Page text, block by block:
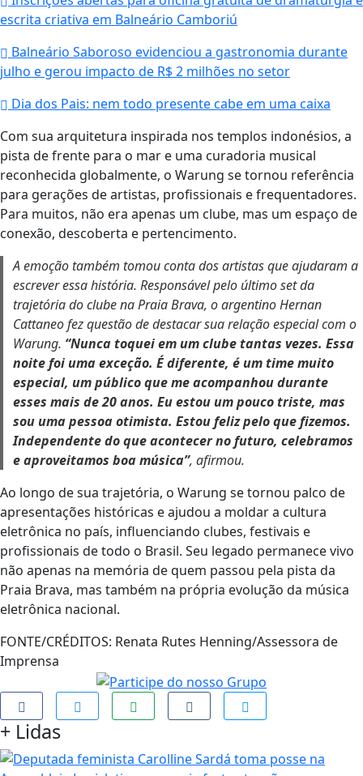
escrita criativa em Balneário Camboriú
Balneário Saboroso evidenciou a gastronomia durante
julho e gerou impacto de R$ 2 milhões no setor
Dia dos Pais: nem todo presente cabe em uma caixa
Com sua arquitetura inspirada nos templos indonésios, a
pista de frente para o mar e uma curadoria musical
reconhecida globalmente, o Warung se tornou referência
para gerações de artistas, profissionais e frequentadores.
Para muitos, não era apenas um clube, mas um espaço de
conexão, descoberta e pertencimento.
A emoção também tomou conta dos artistas que ajudaram a
escrever essa história. Responsável pelo último set da
trajetória do clube na Praia Brava, o argentino Hernan
Cattaneo fez questão de destacar sua relação especial com o
Warung. “Nunca toquei em um clube tantas vezes. Essa
noite foi uma exceção. É diferente, é um time muito
especial, um público que me acompanhou durante
esses mais de 20 anos. Eu estou um pouco triste, mas
sou uma pessoa otimista. Estou feliz pelo que fizemos.
Independente do que acontecer no futuro, celebramos
e aproveitamos boa música”, afirmou.
Ao longo de sua trajetória, o Warung se tornou palco de
apresentações históricas e ajudou a moldar a cultura
eletrônica no país, influenciando clubes, festivais e
profissionais de todo o Brasil. Seu legado permanece vivo
não apenas na memória de quem passou pela pista da
Praia Brava, mas também na própria evolução da música
eletrônica nacional.
FONTE/CRÉDITOS: Renata Rutes Henning/Assessora de
Imprensa
+ Lidas